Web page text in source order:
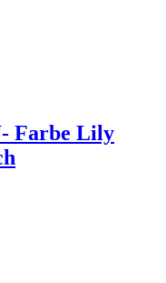
Farbe Lily